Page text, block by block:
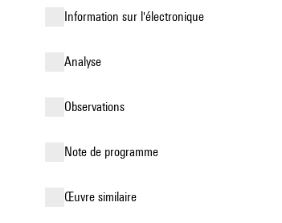
Information sur l'électronique
analyse
observations
Note de programme
œuvre similaire